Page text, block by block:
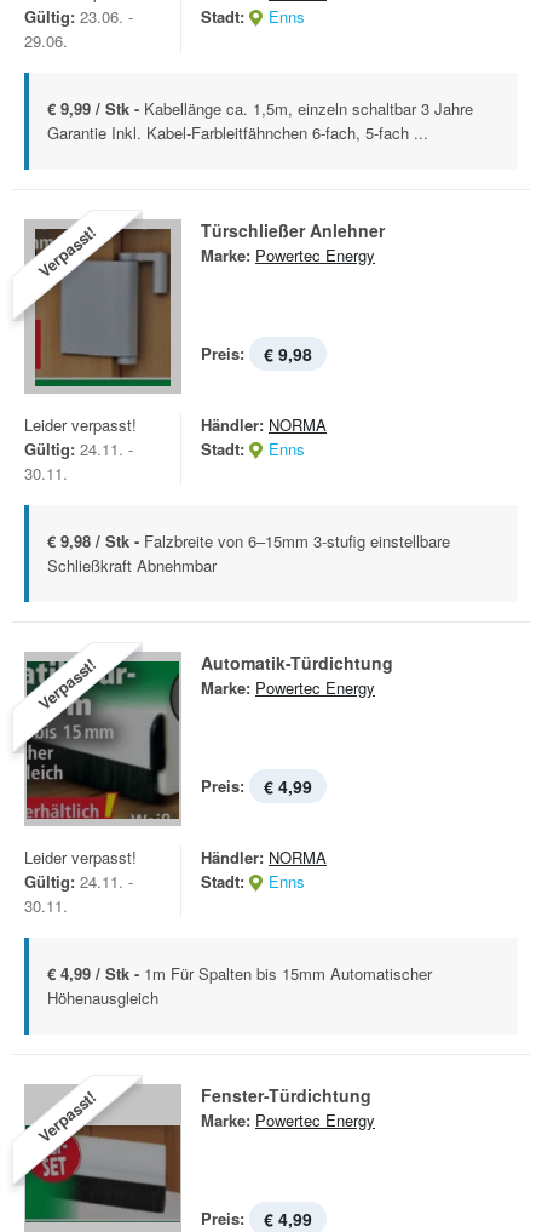
Gültig: 23.06. -
29.06.
Stadt:
Enns
€ 9,99 / Stk - Kabellänge ca. 1,5m, einzeln schaltbar 3 Jahre
Garantie Inkl. Kabel-Farbleitfähnchen 6-fach, 5-fach ...
Verpasst! Türschließer Anlehner
Marke: Powertec Energy
Preis: € 9,98
Leider verpasst!
Gültig: 24.11. -
30.11.
Händler: NORMA
Stadt:
Enns
€ 9,98 / Stk - Falzbreite von 6–15mm 3-stufig einstellbare
Schließkraft Abnehmbar
Verpasst! Automatik-Türdichtung
Marke: Powertec Energy
Preis: € 4,99
Leider verpasst!
Gültig: 24.11. -
30.11.
Händler: NORMA
Stadt:
Enns
€ 4,99 / Stk - 1m Für Spalten bis 15mm Automatischer
Höhenausgleich
Verpasst! Fenster-Türdichtung
Marke: Powertec Energy
Preis: € 4,99